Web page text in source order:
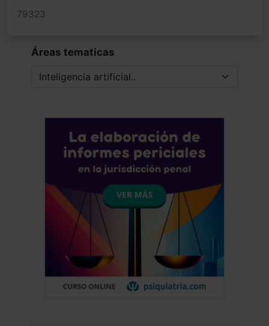
79323
Áreas tematicas